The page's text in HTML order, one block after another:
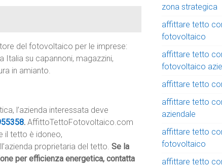
del fotovoltaico per le imprese:
su capannoni, magazzini,
in amianto.
l’azienda interessata deve
. AffittoTettoFotovoltaico.com
il tetto è idoneo,
proprietaria del tetto. Se la
per efficienza energetica, contatta
zona strategica
affittare tetto
fotovoltaico
affittare tetto
fotovoltaico
affittare tetto
affittare tetto
aziendale
affittare tetto
fotovoltaico
affittare tetto